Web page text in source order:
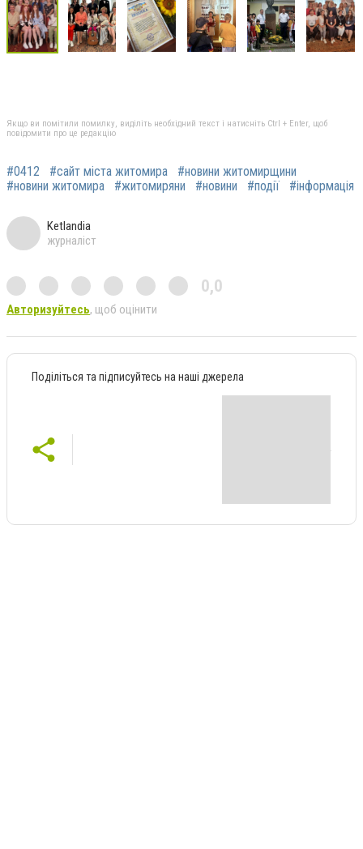
Якщо ви помітили помилку, виділіть необхідний текст і натисніть Ctrl + Enter, щоб
повідомити про це редакцію
#0412 #сайт міста житомира
#новини житомирщини
#новини житомира
#житомиряни #новини #події #інформація
Ketlandia
журналіст
0,0
Авторизуйтесь, щоб оцінити
Поділіться та підписуйтесь на наші джерела